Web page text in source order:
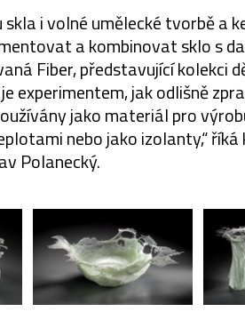
skla i volné umělecké tvorbě a
a kombinovat sklo s
Fiber, představující kolekci
experimentem, jak odlišně
jako materiál pro
nebo jako izolanty,“
Polanecký.